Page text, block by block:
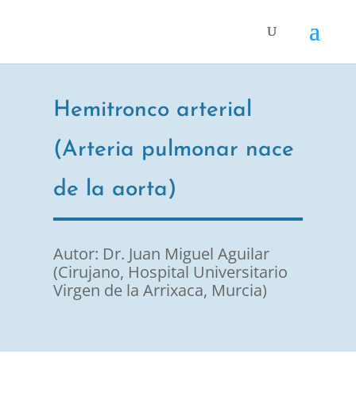
Hemitronco arterial
(Arteria pulmonar nace
de la aorta)
Autor: Dr. Juan Miguel Aguilar
(Cirujano, Hospital Universitario
Virgen de la Arrixaca, Murcia)